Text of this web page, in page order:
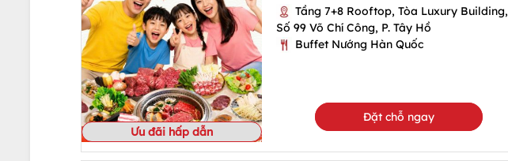
Ưu đãi hấp dẫn
Tầng 7+8 Rooftop, Tòa Luxury Building,
Số 99 Võ Chí Công, P. Tây Hồ
Buffet Nướng Hàn Quốc
Đặt chỗ ngay